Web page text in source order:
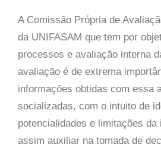
A Comissão Própria de
da UNIFASAM que tem por
processos e avaliação interna
avaliação é de extrema
informações obtidas com essa
socializadas, com o intuito de
potencialidades e limitações
assim auxiliar na tomada de